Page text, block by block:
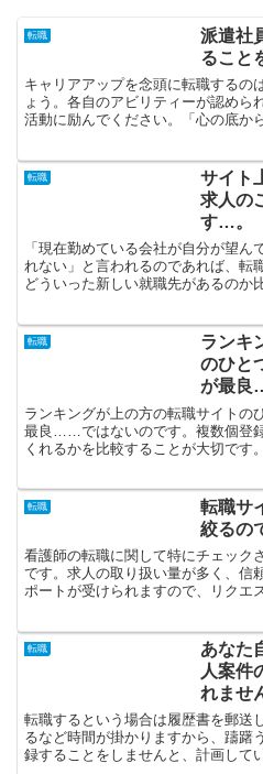
転職
派遣社
ること
キャリアアップを念頭に転職するの
ょう。各自のアビリティーが認めら
活動に励んでください。「心の底か
転職
サイト
求人の
す…。
「現在勤めている会社が自分が望
れない」と言われるのであれば、転
どういった新しい就職先があるのか
転職
ランキ
のひと
が最良
ランキングが上の方の転職サイトの
最良……ではないのです。複数個登
くれるかを比較することが大切です
転職
転職サ
絞るの
看護師の転職に関して特にチェック
です。求人の取り扱い量が多く、信
ポートが受けられますので、リクエ
転職
あなた
人案件
れませ
転職するという場合は履歴書を郵送
るなど時間が掛かりますから、躊躇
録することをしませんと、計画して